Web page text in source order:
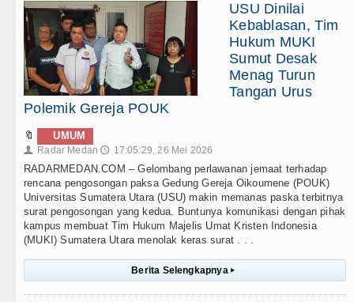
USU Dinilai
Kebablasan, Tim
Hukum MUKI
Sumut Desak
Menag Turun
Tangan Urus
Polemik Gereja POUK
🔖 UMUM
👤 Radar Medan 🕔 17:05:29, 26 Mei 2026
RADARMEDAN.COM – Gelombang perlawanan jemaat terhadap
rencana pengosongan paksa Gedung Gereja Oikoumene (POUK)
Universitas Sumatera Utara (USU) makin memanas paska terbitnya
surat pengosongan yang kedua. Buntunya komunikasi dengan pihak
kampus membuat Tim Hukum Majelis Umat Kristen Indonesia
(MUKI) Sumatera Utara menolak keras surat . . .
Berita Selengkapnya ▸